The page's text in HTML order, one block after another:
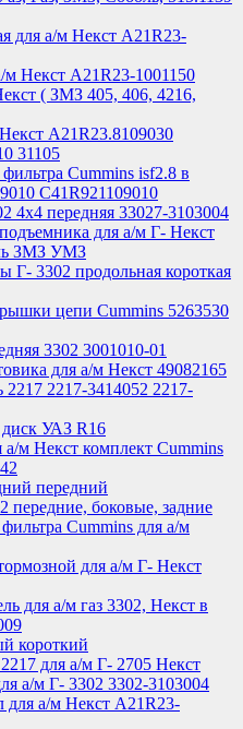
для а/м Некст A21R23-
Некст A21R23-1001150
( ЗМЗ 405, 406, 4216,
A21R23.8109030
31105
Cummins isf2.8 в
С41R921109010
4х4 передняя 33027-3103004
для а/м Г- Некст
ЗМЗ УМЗ
Г- 3302 продольная короткая
цепи Cummins 5263530
3302 3001010-01
для а/м Некст 49082165
2217 2217-3414052 2217-
УАЗ R16
м Некст комплект Cummins
передний
передние, боковые, задние
Cummins для а/м
для а/м Г- Некст
для а/м газ 3302, Некст в
короткий
для а/м Г- 2705 Некст
а/м Г- 3302 3302-3103004
для а/м Некст A21R23-